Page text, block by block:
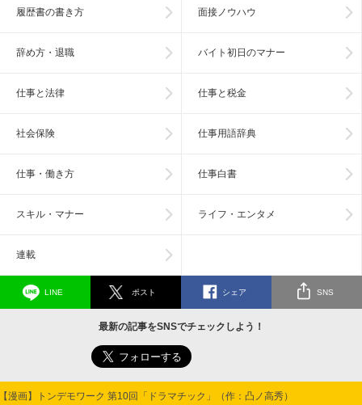
履歴書の書き方 面接ノウハウ
辞め方・退職 バイト初日のマナー
仕事と法律 仕事と税金
社会保険 仕事用語辞典
仕事・働き方 仕事白書
スキル・マナー ライフ・エンタメ
連載
LINE ポスト シェア SNS
最新の記事をSNSでチェックしよう！
漫画】トンデモワーク 第10回「ドラマチック」（作：凸ノ高秀）